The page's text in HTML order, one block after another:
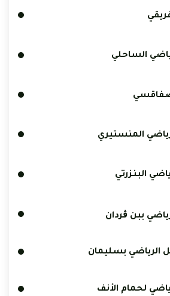
الساحلي
المنستيري
البنزرتي
ببن ڨردان
الرياضي بسليمان
لحمام الأنف